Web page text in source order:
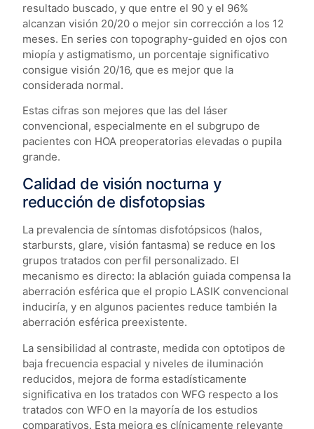
resultado buscado, y que entre el 90 y el 96%
alcanzan visión 20/20 o mejor sin corrección a los 12
meses. En series con topography-guided en ojos con
miopía y astigmatismo, un porcentaje significativo
consigue visión 20/16, que es mejor que la
considerada normal.
Estas cifras son mejores que las del láser
convencional, especialmente en el subgrupo de
pacientes con HOA preoperatorias elevadas o pupila
grande.
Calidad de visión nocturna y
reducción de disfotopsias
La prevalencia de síntomas disfotópsicos (halos,
starbursts, glare, visión fantasma) se reduce en los
grupos tratados con perfil personalizado. El
mecanismo es directo: la ablación guiada compensa la
aberración esférica que el propio LASIK convencional
induciría, y en algunos pacientes reduce también la
aberración esférica preexistente.
La sensibilidad al contraste, medida con optotipos de
baja frecuencia espacial y niveles de iluminación
reducidos, mejora de forma estadísticamente
significativa en los tratados con WFG respecto a los
tratados con WFO en la mayoría de los estudios
comparativos. Esta mejora es clínicamente relevante